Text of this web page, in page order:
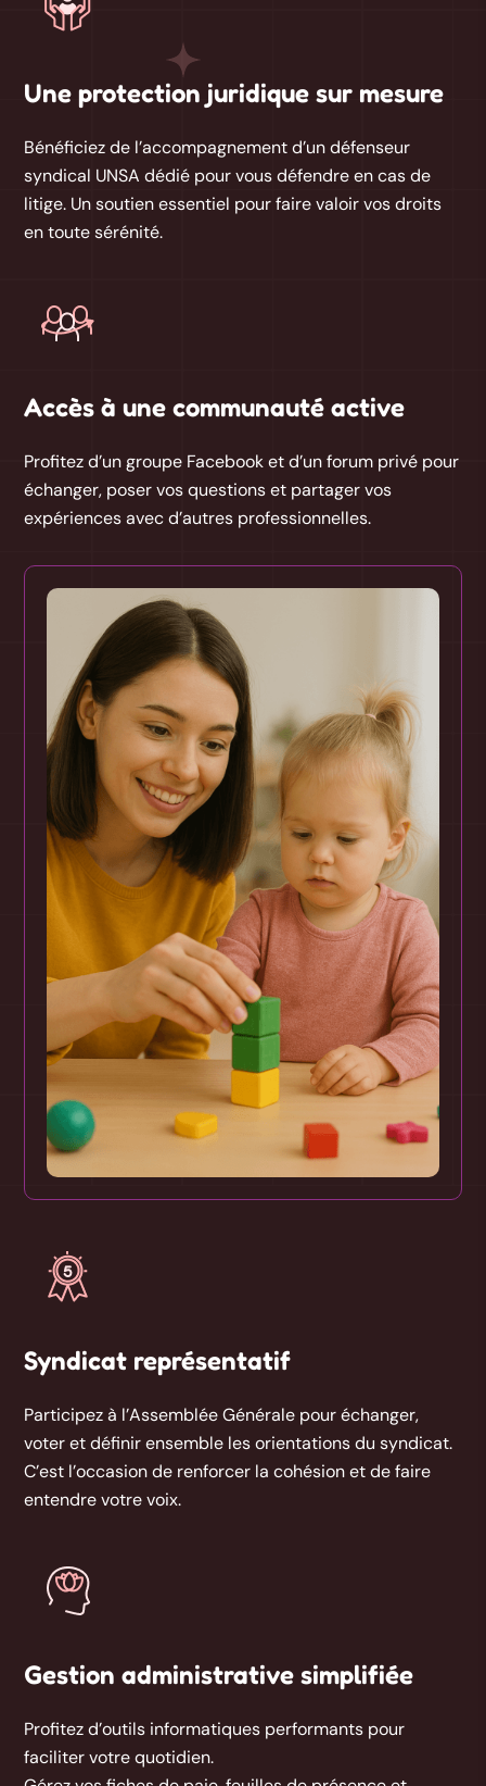
Une protection juridique sur mesure
Bénéficiez de l’accompagnement d’undéfenseur
syndical UNSA dédié pour vous défendre en cas de
litige. Un soutien essentiel pour faire valoir vos droits
en toute sérénité.
Accès à une communauté active
Profitez d’un groupe Facebook et d’un forum privé pour
échanger, poser vos questions et partager vos
expériences avec d’autres professionnelles.
Syndicat représentatif
Participez à l’Assemblée Générale pour échanger,
voter et définir ensemble les orientations du syndicat.
C’est l’occasion de renforcer la cohésion et de faire
entendre votre voix.
Gestion administrative simplifiée
Profitez d’outils informatiques performants pour
faciliter votre quotidien.